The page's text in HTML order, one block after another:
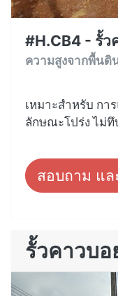
#H.CB4 - รั้ว
ความสูงจากพื้นดิ
เหมาะสำหรับ กา
ลักษณะโปร่ง ไม่
สอบถาม แล
รั้วคาวบ